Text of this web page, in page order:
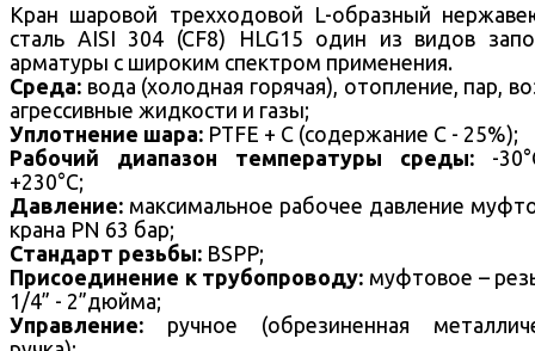
Кран шаровой трехходовой L-образный
сталь AISI 304 (CF8) HLG15 один из видов
арматуры с широким спектром применения.
Среда: вода (холодная горячая), отопление, пар,
агрессивные жидкости и газы;
Уплотнение шара: PTFE + С (содержание C - 25%);
Рабочий диапазон температуры среды: -
+230°С;
Давление: максимальное рабочее давление
крана PN 63 бар;
Стандарт резьбы: BSPP;
Присоединение к трубопроводу: муфтовое –
1/4” - 2”дюйма;
Управление: ручное (обрезиненная